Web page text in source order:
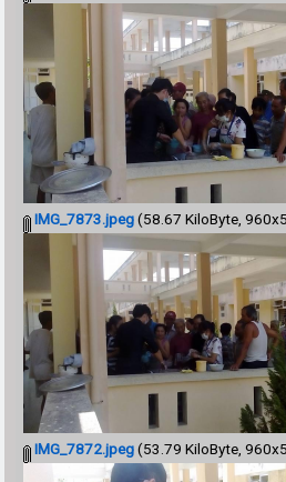
IMG_7873.jpeg(58.67 KiloByte,
IMG_7872.jpeg(53.79 KiloByte,